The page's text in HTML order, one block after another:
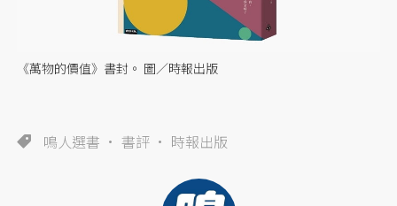
《萬物的價值》書封。 圖／時報出版
鳴人選書 書評 時報出版